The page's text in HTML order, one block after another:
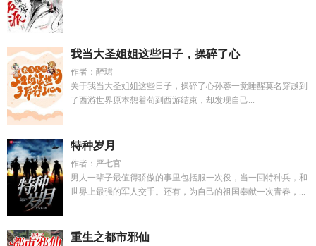
我当大圣姐姐这些日子，操碎了心
作者：醉珺
关于我当大圣姐姐这些日子，操碎了心孙蓉一觉睡醒莫名穿越到
了西游世界原本想着苟到西游结束，却发现自己...
特种岁月
作者：严七官
男人一辈子最值得骄傲的事里包括服一次役，当一回特种兵，和
世界上最强的军人交手。还有，为自己的祖国奉献一次青春，...
重生之都市邪仙